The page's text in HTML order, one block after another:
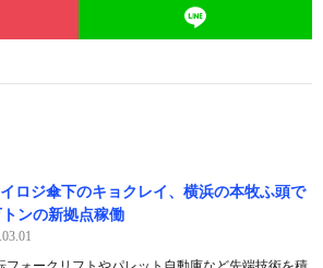
ロジ傘下のキョクレイ、横浜の本牧ふ頭で
ンの新拠点稼働